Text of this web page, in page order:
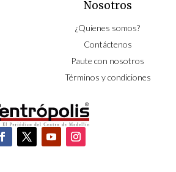
Nosotros
¿Quíenes somos?
Contáctenos
Paute con nosotros
Términos y condiciones